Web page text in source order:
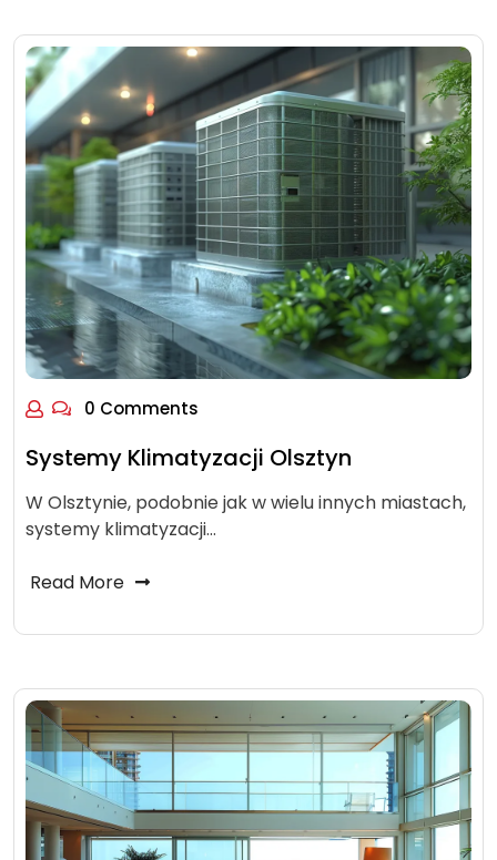
0 Comments
Systemy Klimatyzacji Olsztyn
W Olsztynie, podobnie jak w wielu innych miastach,
systemy klimatyzacji…
Read More